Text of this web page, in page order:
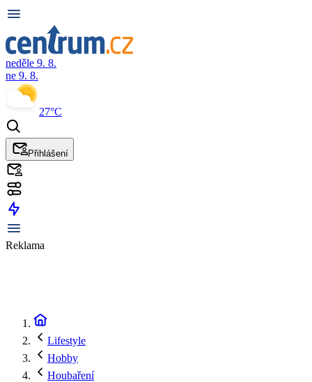
neděle 9. 8.
ne 9. 8.
27°C
Přihlášení
Reklama
Lifestyle
Hobby
Houbaření